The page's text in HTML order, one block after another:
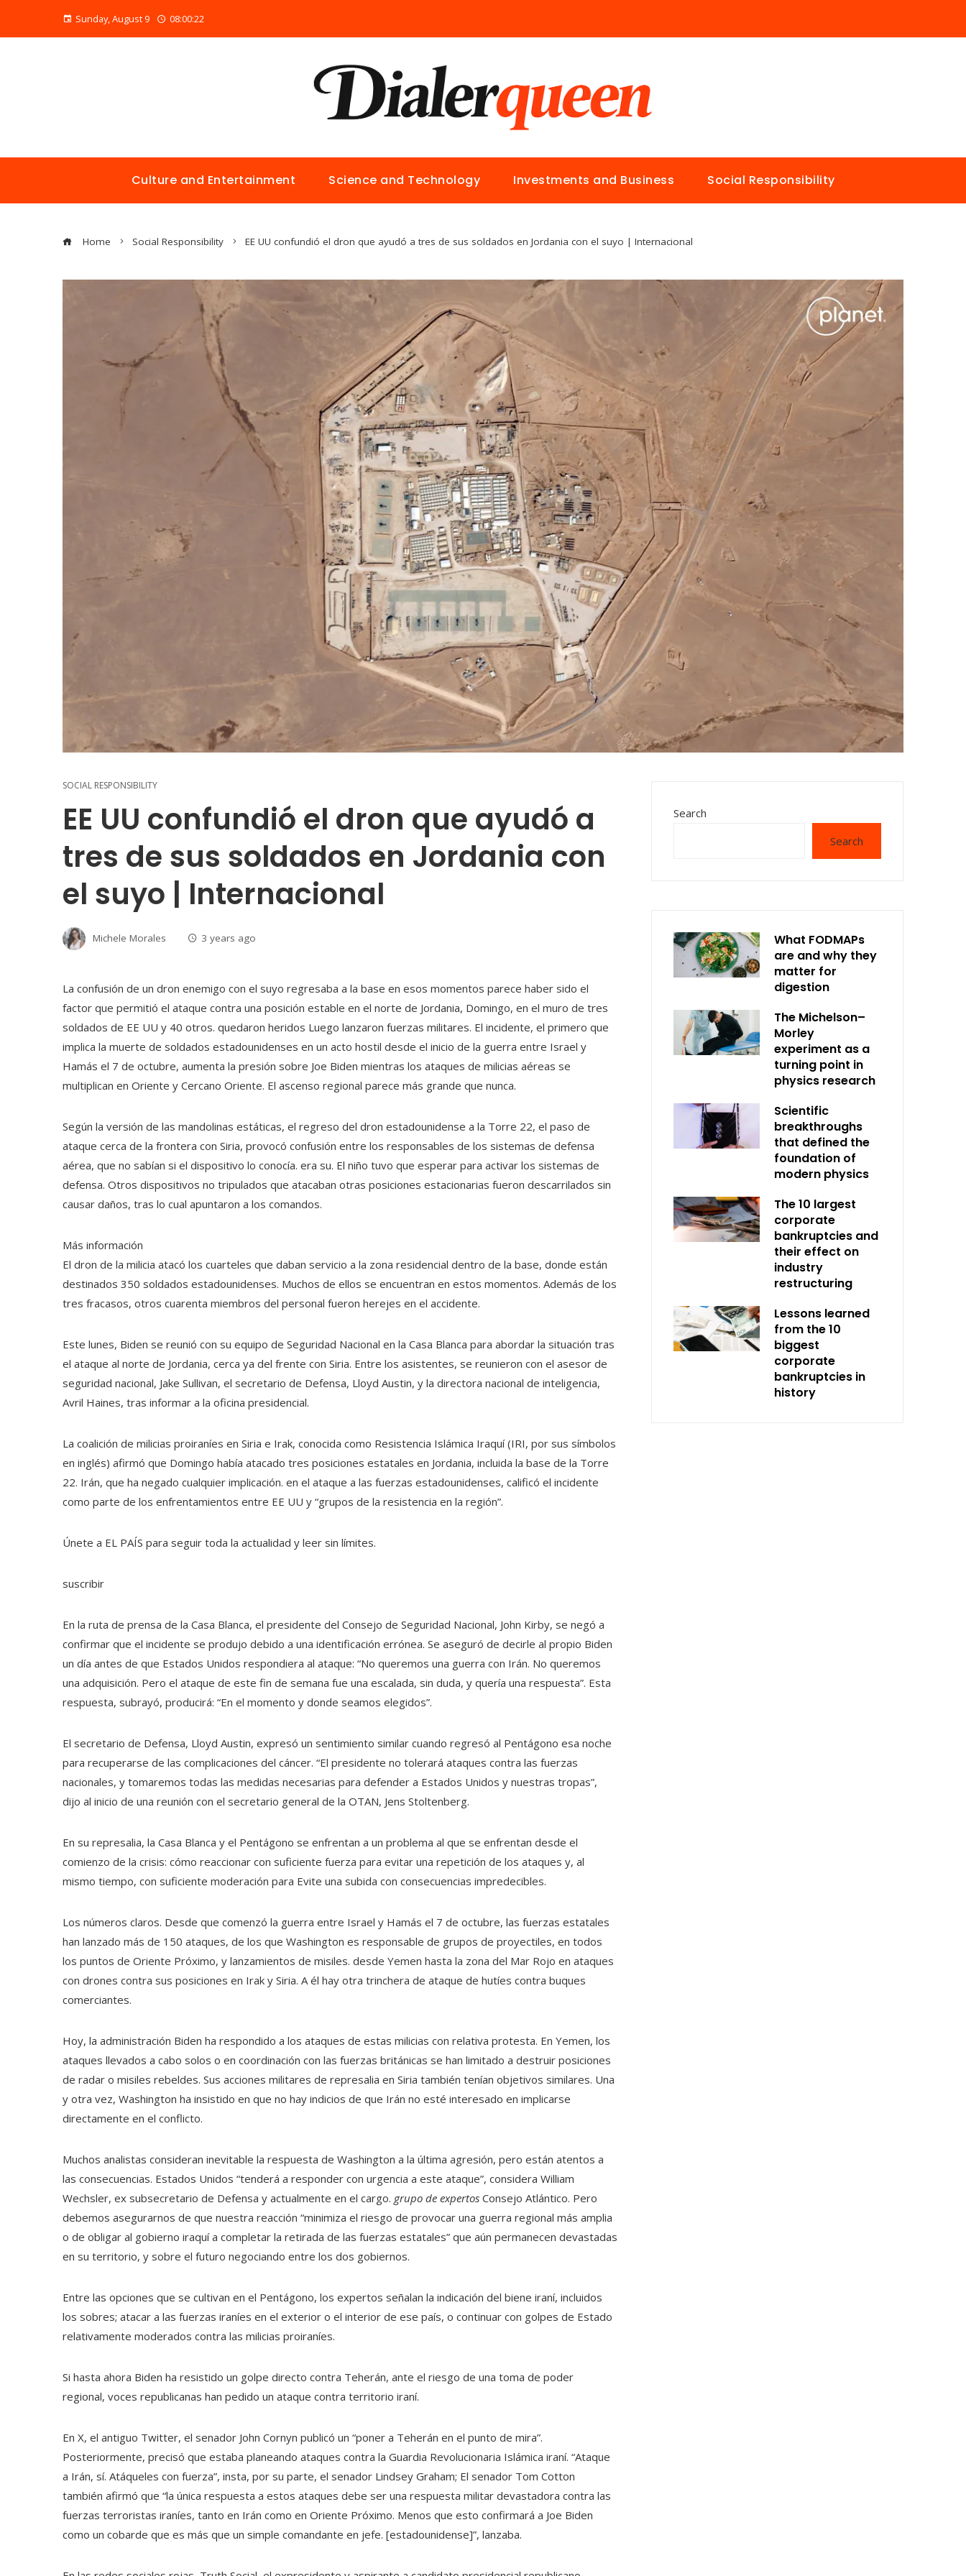
Sunday, August 9 08:00:23
Culture and Entertainment Science and Technology Investments and Business Social Responsibility
Home Social Responsibility EE UU confundió el dron que ayudó a tres de sus soldados en Jordania con el suyo | Internacional
SOCIAL RESPONSIBILITY
EE UU confundió el dron que ayudó a
tres de sus soldados en Jordania con
el suyo | Internacional
Michele Morales 3 years ago
La confusión de un dron enemigo con el suyo regresaba a la base en esos momentos parece haber sido el
factor que permitió el ataque contra una posición estable en el norte de Jordania, Domingo, en el muro de tres
soldados de EE UU y 40 otros. quedaron heridos Luego lanzaron fuerzas militares. El incidente, el primero que
implica la muerte de soldados estadounidenses en un acto hostil desde el inicio de la guerra entre Israel y
Hamás el 7 de octubre, aumenta la presión sobre Joe Biden mientras los ataques de milicias aéreas se
multiplican en Oriente y Cercano Oriente. El ascenso regional parece más grande que nunca.
Según la versión de las mandolinas estáticas, el regreso del dron estadounidense a la Torre 22, el paso de
ataque cerca de la frontera con Siria, provocó confusión entre los responsables de los sistemas de defensa
aérea, que no sabían si el dispositivo lo conocía. era su. El niño tuvo que esperar para activar los sistemas de
defensa. Otros dispositivos no tripulados que atacaban otras posiciones estacionarias fueron descarrilados sin
causar daños, tras lo cual apuntaron a los comandos.
Más información
El dron de la milicia atacó los cuarteles que daban servicio a la zona residencial dentro de la base, donde están
destinados 350 soldados estadounidenses. Muchos de ellos se encuentran en estos momentos. Además de los
tres fracasos, otros cuarenta miembros del personal fueron herejes en el accidente.
Este lunes, Biden se reunió con su equipo de Seguridad Nacional en la Casa Blanca para abordar la situación tras
el ataque al norte de Jordania, cerca ya del frente con Siria. Entre los asistentes, se reunieron con el asesor de
seguridad nacional, Jake Sullivan, el secretario de Defensa, Lloyd Austin, y la directora nacional de inteligencia,
Avril Haines, tras informar a la oficina presidencial.
La coalición de milicias proiraníes en Siria e Irak, conocida como Resistencia Islámica Iraquí (IRI, por sus símbolos
en inglés) afirmó que Domingo había atacado tres posiciones estatales en Jordania, incluida la base de la Torre
22. Irán, que ha negado cualquier implicación. en el ataque a las fuerzas estadounidenses, calificó el incidente
como parte de los enfrentamientos entre EE UU y “grupos de la resistencia en la región”.
Únete a EL PAÍS para seguir toda la actualidad y leer sin límites.
suscribir
En la ruta de prensa de la Casa Blanca, el presidente del Consejo de Seguridad Nacional, John Kirby, se negó a
confirmar que el incidente se produjo debido a una identificación errónea. Se aseguró de decirle al propio Biden
un día antes de que Estados Unidos respondiera al ataque: “No queremos una guerra con Irán. No queremos
una adquisición. Pero el ataque de este fin de semana fue una escalada, sin duda, y quería una respuesta”. Esta
respuesta, subrayó, producirá: “En el momento y donde seamos elegidos”.
El secretario de Defensa, Lloyd Austin, expresó un sentimiento similar cuando regresó al Pentágono esa noche
para recuperarse de las complicaciones del cáncer. “El presidente no tolerará ataques contra las fuerzas
nacionales, y tomaremos todas las medidas necesarias para defender a Estados Unidos y nuestras tropas”,
dijo al inicio de una reunión con el secretario general de la OTAN, Jens Stoltenberg.
En su represalia, la Casa Blanca y el Pentágono se enfrentan a un problema al que se enfrentan desde el
comienzo de la crisis: cómo reaccionar con suficiente fuerza para evitar una repetición de los ataques y, al
mismo tiempo, con suficiente moderación para Evite una subida con consecuencias impredecibles.
Los números claros. Desde que comenzó la guerra entre Israel y Hamás el 7 de octubre, las fuerzas estatales
han lanzado más de 150 ataques, de los que Washington es responsable de grupos de proyectiles, en todos
los puntos de Oriente Próximo, y lanzamientos de misiles. desde Yemen hasta la zona del Mar Rojo en ataques
con drones contra sus posiciones en Irak y Siria. A él hay otra trinchera de ataque de hutíes contra buques
comerciantes.
Hoy, la administración Biden ha respondido a los ataques de estas milicias con relativa protesta. En Yemen, los
ataques llevados a cabo solos o en coordinación con las fuerzas británicas se han limitado a destruir posiciones
de radar o misiles rebeldes. Sus acciones militares de represalia en Siria también tenían objetivos similares. Una
y otra vez, Washington ha insistido en que no hay indicios de que Irán no esté interesado en implicarse
directamente en el conflicto.
Muchos analistas consideran inevitable la respuesta de Washington a la última agresión, pero están atentos a
las consecuencias. Estados Unidos “tenderá a responder con urgencia a este ataque”, considera William
Wechsler, ex subsecretario de Defensa y actualmente en el cargo. grupo de expertos Consejo Atlántico. Pero
debemos asegurarnos de que nuestra reacción “minimiza el riesgo de provocar una guerra regional más amplia
o de obligar al gobierno iraquí a completar la retirada de las fuerzas estatales” que aún permanecen devastadas
en su territorio, y sobre el futuro negociando entre los dos gobiernos.
Entre las opciones que se cultivan en el Pentágono, los expertos señalan la indicación del biene iraní, incluidos
los sobres; atacar a las fuerzas iraníes en el exterior o el interior de ese país, o continuar con golpes de Estado
relativamente moderados contra las milicias proiraníes.
Si hasta ahora Biden ha resistido un golpe directo contra Teherán, ante el riesgo de una toma de poder
regional, voces republicanas han pedido un ataque contra territorio iraní.
En X, el antiguo Twitter, el senador John Cornyn publicó un “poner a Teherán en el punto de mira”.
Posteriormente, precisó que estaba planeando ataques contra la Guardia Revolucionaria Islámica iraní. “Ataque
a Irán, sí. Atáqueles con fuerza”, insta, por su parte, el senador Lindsey Graham; El senador Tom Cotton
también afirmó que “la única respuesta a estos ataques debe ser una respuesta militar devastadora contra las
fuerzas terroristas iraníes, tanto en Irán como en Oriente Próximo. Menos que esto confirmará a Joe Biden
como un cobarde que es más que un simple comandante en jefe. [estadounidense]”, lanzaba.
Search
Search
What FODMAPs
are and why they
matter for
digestion
The Michelson–
Morley
experiment as a
turning point in
physics research
Scientific
breakthroughs
that defined the
foundation of
modern physics
The 10 largest
corporate
bankruptcies and
their effect on
industry
restructuring
Lessons learned
from the 10
biggest
corporate
bankruptcies in
history